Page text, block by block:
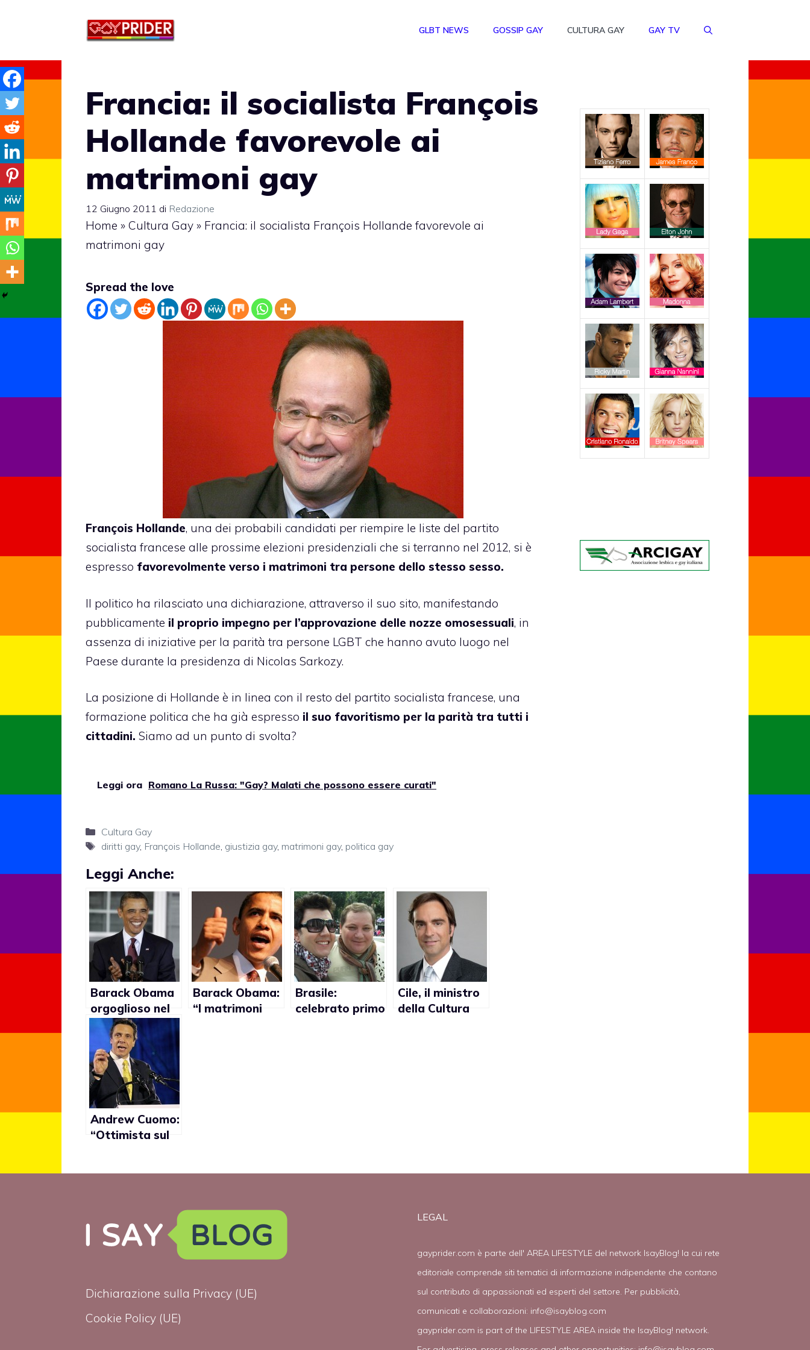
GLBT NEWS GOSSIP GAY CULTURA GAY GAY TV
Francia: il socialista François
Hollande favorevole ai
matrimoni gay
12 Giugno 2011 di Redazione
Home » Cultura Gay » Francia: il socialista François Hollande favorevole ai
matrimoni gay
Spread the love
François Hollande, una dei probabili candidati per riempire le liste del partito
socialista francese alle prossime elezioni presidenziali che si terranno nel 2012, si è
espresso favorevolmente verso i matrimoni tra persone dello stesso sesso.
Il politico ha rilasciato una dichiarazione, attraverso il suo sito, manifestando
pubblicamente il proprio impegno per l’approvazione delle nozze omosessuali, in
assenza di iniziative per la parità tra persone LGBT che hanno avuto luogo nel
Paese durante la presidenza di Nicolas Sarkozy.
La posizione di Hollande è in linea con il resto del partito socialista francese, una
formazione politica che ha già espresso il suo favoritismo per la parità tra tutti i
cittadini. Siamo ad un punto di svolta?
Leggi ora Romano La Russa: "Gay? Malati che possono essere curati"
Categorie
Cultura Gay
Tag
diritti gay, François Hollande giustizia gay, matrimoni gay, politica gay
Leggi Anche:
Barack Obama
orgoglioso nel
sostenere i
matrimoni gay
Barack Obama:
“I matrimoni
Brasile:
celebrato primo
Cile, il ministro
della Cultura
Andrew Cuomo:
“Ottimista sul
Dichiarazione sulla Privacy (UE)
Cookie Policy (UE)
LEGAL
gayprider.com è parte dell' AREA LIFESTYLE del network IsayBlog! la cui rete
editoriale comprende siti tematici di informazione indipendente che contano
sul contributo di appassionati ed esperti del settore. Per pubblicità,
comunicati e collaborazioni: info@isayblog.com
gayprider.com is part of the LIFESTYLE AREA inside the IsayBlog! network.